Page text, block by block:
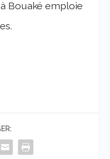
Bouaké emploie